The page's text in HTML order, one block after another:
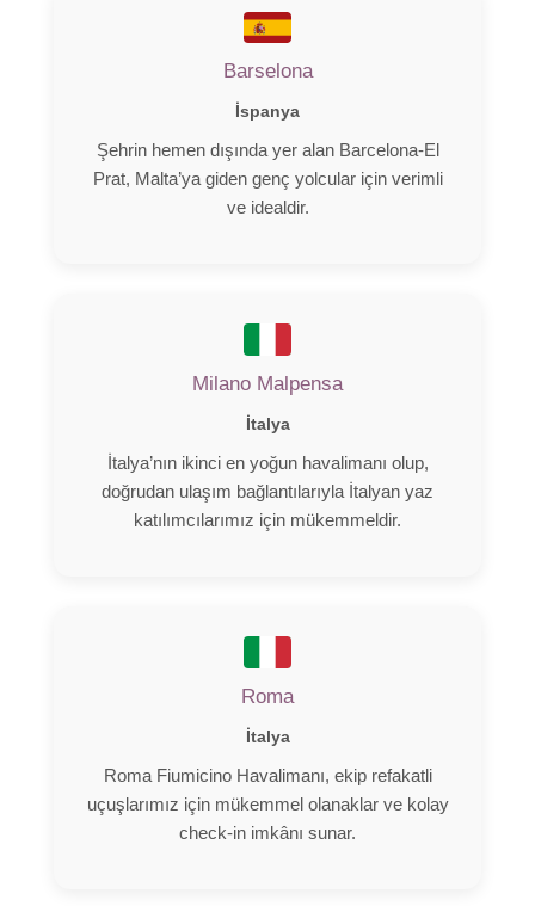
Barselona
İspanya
Şehrin hemen dışında yer alan Barcelona-El
Prat, Malta’ya giden genç yolcular için verimli
ve idealdir.
Milano Malpensa
İtalya
İtalya’nın ikinci en yoğun havalimanı olup,
doğrudan ulaşım bağlantılarıyla İtalyan yaz
katılımcılarımız için mükemmeldir.
Roma
İtalya
Roma Fiumicino Havalimanı, ekip refakatli
uçuşlarımız için mükemmel olanaklar ve kolay
check-in imkânı sunar.